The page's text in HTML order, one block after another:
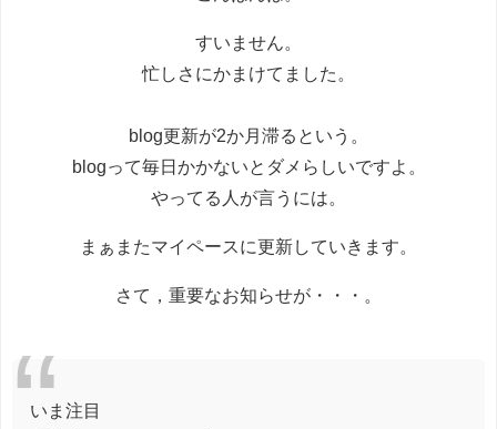
すいません。
忙しさにかまけてました。
blog更新が2か月滞るという。
blogって毎日かかないとダメらしいですよ。
やってる人が言うには。
まぁまたマイペースに更新していきます。
さて，重要なお知らせが・・・。
いま注目